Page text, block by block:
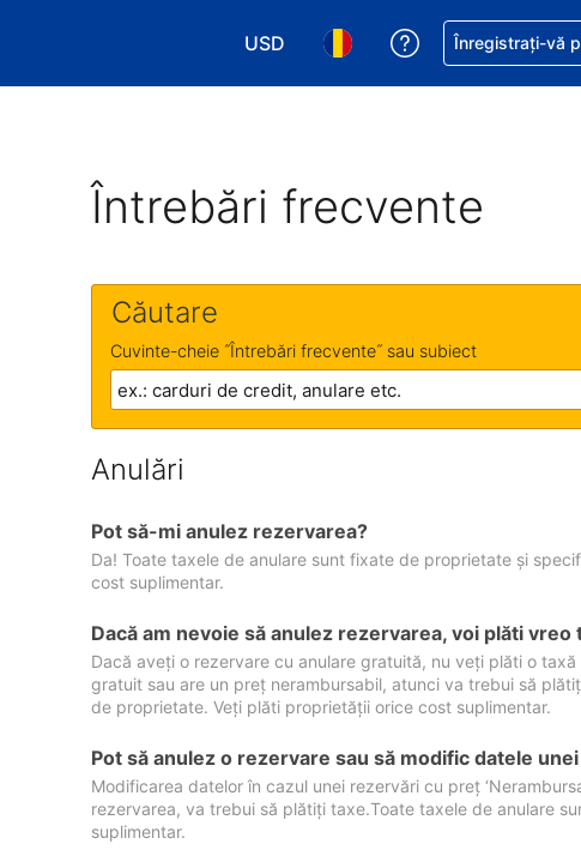
USD
Alegeţi moneda. Moneda actuală
Alegeți limba. Limba
Primiți asistență
Înregistrați-vă
Întrebări frecvente
Căutare
Cuvinte-cheie ˝Întrebări frecvente˝ sau subiect
Anulări
Pot să-mi anulez rezervarea?
Da! Toate taxele de anulare sunt fixate de proprietate și
cost suplimentar.
Dacă am nevoie să anulez rezervarea, voi plăti vreo
Dacă aveți o rezervare cu anulare gratuită, nu veți plăti o
gratuit sau are un preț nerambursabil, atunci va trebui să
de proprietate. Veți plăti proprietății orice cost suplimentar.
Pot să anulez o rezervare sau să modific datele
Modificarea datelor în cazul unei rezervări cu preț
rezervarea, va trebui să plătiți taxe.Toate taxele de anulare
suplimentar.